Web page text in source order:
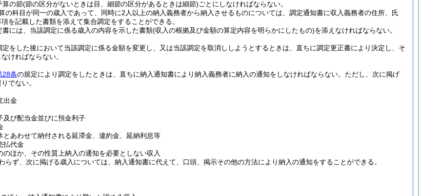
算の節(節の区分がないときは目、細節の区分があるときは細節)ごとにしなければならない。
の科目が同一の歳入であって、同時に2人以上の納入義務者から納入させるものについては、調定通知書に収入義務者の住所、氏
を記載した書類を添えて集合調定をすることができる。
書には、当該調定に係る歳入の内容を示した書類(収入の根拠及び金額の算定内容を明らかにしたもの)を添えなければならない。
定をした後において当該調定に係る金額を変更し、又は当該調定を取消ししようとするときは、直ちに調定更正書により決定し、そ
ければならない。
28条の規定により調定をしたときは、直ちに納入通知書により納入義務者に納入の通知をしなければならない。 ただし、次に掲げ
でない。
出金
及び配当金並びに預金利子
とあわせて納付される延滞金、違約金、延納利息等
払代金
のほか、その性質上納入の通知を必要としない収入
らず、次に掲げる歳入については、納入通知書に代えて、口頭、掲示その他の方法により納入の通知をすることができる。